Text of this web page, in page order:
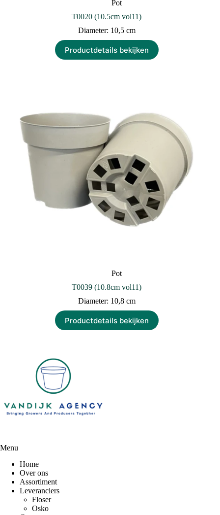
Pot
T0020 (10.5cm vol11)
Diameter: 10,5 cm
Productdetails bekijken
Pot
T0039 (10.8cm vol11)
Diameter: 10,8 cm
Productdetails bekijken
Menu
Home
Over ons
Assortiment
Leveranciers
Floser
Osko